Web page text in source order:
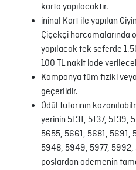
karta yapılacaktır.
ininal Kart ile yapılan
Çiçekçi harcamalarında
yapılacak tek seferde
100 TL nakit iade
Kampanya tüm fiziki
geçerlidir.
Ödül tutarının
yerinin 5131, 5137, 5139,
5655, 5661, 5681, 5691,
5948, 5949, 5977, 5992,
poslardan ödemenin